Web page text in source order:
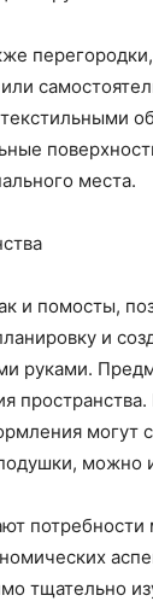
места.
и помосты,
и
руками.
можно
потребности
тщательно